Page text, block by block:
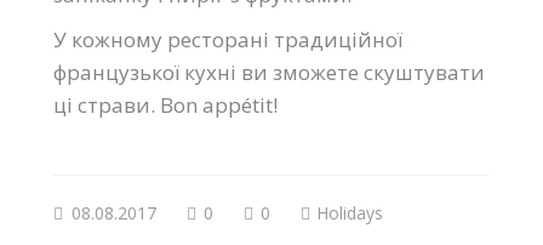
У кожному ресторані традиційної
французької кухні ви зможете скуштувати
ці страви. Bon appétit!
08.08.2017 0 0 Holidays